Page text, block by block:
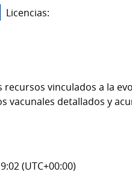
Licencias:
vinculados a la
vacunales detallados y
(UTC+00:00)